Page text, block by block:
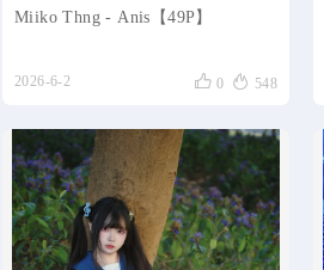
Miiko Thng - Anis【49P】
2026-6-2  0  548